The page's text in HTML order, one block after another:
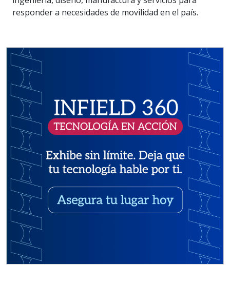
responder a necesidades de movilidad en el país.